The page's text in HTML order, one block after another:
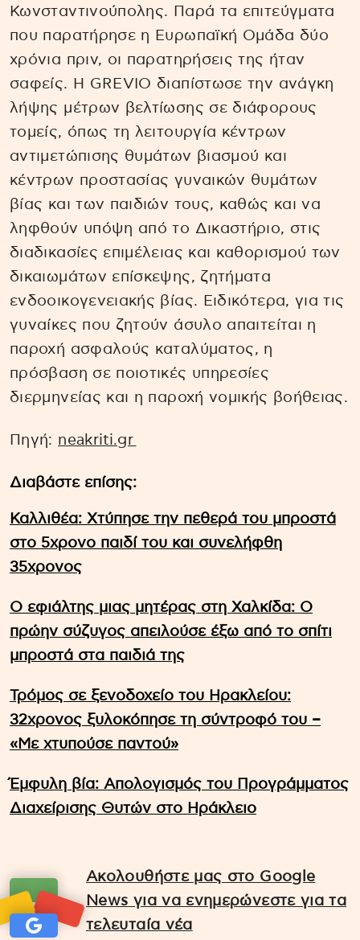
Κωνσταντινούπολης. Παρά τα επιτεύγματα
που παρατήρησε η Ευρωπαϊκή Ομάδα δύο
χρόνια πριν, οι παρατηρήσεις της ήταν
σαφείς. Η GREVIO διαπίστωσε την ανάγκη
λήψης μέτρων βελτίωσης σε διάφορους
τομείς, όπως τη λειτουργία κέντρων
αντιμετώπισης θυμάτων βιασμού και
κέντρων προστασίας γυναικών θυμάτων
βίας και των παιδιών τους, καθώς και να
ληφθούν υπόψη από το Δικαστήριο, στις
διαδικασίες επιμέλειας και καθορισμού των
δικαιωμάτων επίσκεψης, ζητήματα
ενδοοικογενειακής βίας. Ειδικότερα, για τις
γυναίκες που ζητούν άσυλο απαιτείται η
παροχή ασφαλούς καταλύματος, η
πρόσβαση σε ποιοτικές υπηρεσίες
διερμηνείας και η παροχή νομικής βοήθειας.
Πηγή: neakriti.gr
Διαβάστε επίσης:
Καλλιθέα: Χτύπησε την πεθερά του μπροστά
στο 5χρονο παιδί του και συνελήφθη
35χρονος
Ο εφιάλτης μιας μητέρας στη Χαλκίδα: Ο
πρώην σύζυγος απειλούσε έξω από το σπίτι
μπροστά στα παιδιά της
Τρόμος σε ξενοδοχείο του Ηρακλείου:
32χρονος ξυλοκόπησε τη σύντροφό του –
«Με χτυπούσε παντού»
Έμφυλη βία: Απολογισμός του Προγράμματος
Διαχείρισης Θυτών στο Ηράκλειο
Ακολουθήστε μας στο Google
News για να ενημερώνεστε για τα
τελευταία νέα